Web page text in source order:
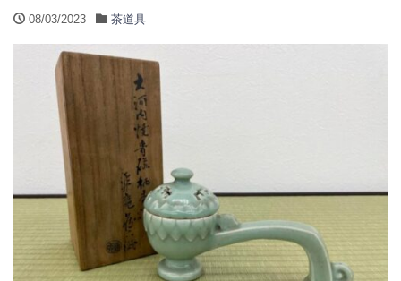
08/03/2023 茶道具